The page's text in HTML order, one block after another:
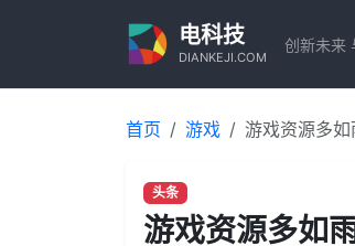
电科技
DIANKEJI.COM
创新未来
首页 游戏 游戏资源多
头条
游戏资源多如